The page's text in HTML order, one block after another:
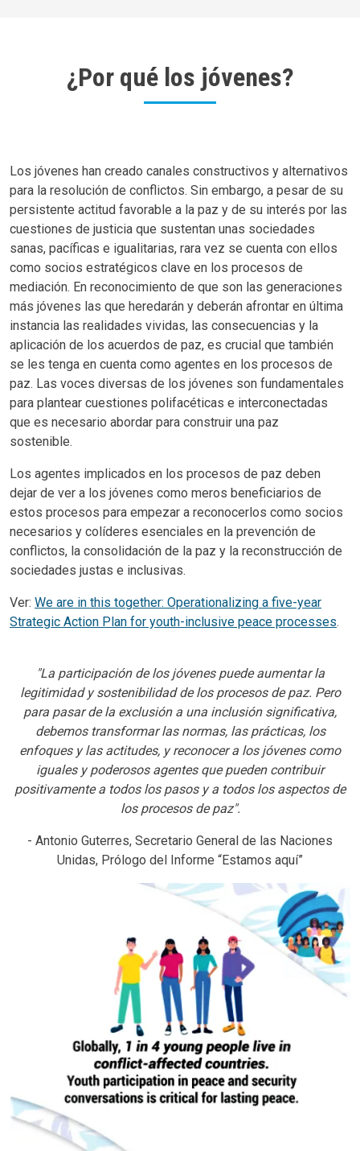
¿Por qué los jóvenes?
Los jóvenes han creado canales constructivos y alternativos
para la resolución de conflictos. Sin embargo, a pesar de su
persistente actitud favorable a la paz y de su interés por las
cuestiones de justicia que sustentan unas sociedades
sanas, pacíficas e igualitarias, rara vez se cuenta con ellos
como socios estratégicos clave en los procesos de
mediación. En reconocimiento de que son las generaciones
más jóvenes las que heredarán y deberán afrontar en última
instancia las realidades vividas, las consecuencias y la
aplicación de los acuerdos de paz, es crucial que también
se les tenga en cuenta como agentes en los procesos de
paz. Las voces diversas de los jóvenes son fundamentales
para plantear cuestiones polifacéticas e interconectadas
que es necesario abordar para construir una paz
sostenible.
Los agentes implicados en los procesos de paz deben
dejar de ver a los jóvenes como meros beneficiarios de
estos procesos para empezar a reconocerlos como socios
necesarios y colíderes esenciales en la prevención de
conflictos, la consolidación de la paz y la reconstrucción de
sociedades justas e inclusivas.
Ver: We are in this together: Operationalizing a five-year
Strategic Action Plan for youth-inclusive peace processes.
"La participación de los jóvenes puede aumentar la
legitimidad y sostenibilidad de los procesos de paz. Pero
para pasar de la exclusión a una inclusión significativa,
debemos transformar las normas, las prácticas, los
enfoques y las actitudes, y reconocer a los jóvenes como
iguales y poderosos agentes que pueden contribuir
positivamente a todos los pasos y a todos los aspectos de
los procesos de paz".
- Antonio Guterres, Secretario General de las Naciones
Unidas, Prólogo del Informe “Estamos aquí”